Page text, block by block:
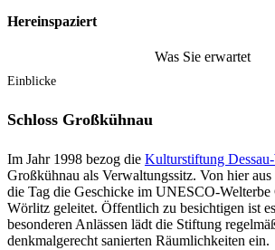
Hereinspaziert
Was Sie erwartet
Einblicke
Schloss Großkühnau
Im Jahr 1998 bezog die Kulturstiftung
Großkühnau als Verwaltungssitz. Von hier
die Tag die Geschicke im UNESCO-Welterbe
Wörlitz geleitet. Öffentlich zu besichtigen ist
besonderen Anlässen lädt die Stiftung
denkmalgerecht sanierten Räumlichkeiten ein.